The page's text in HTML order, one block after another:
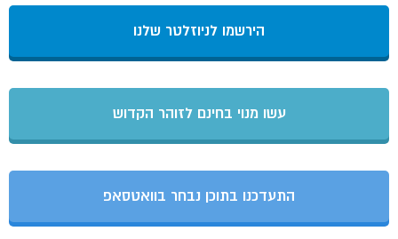
הירשמו לניוזלטר שלנו
עשו מנוי בחינם לזוהר הקדוש
התעדכנו בתוכן נבחר בוואטסאפ